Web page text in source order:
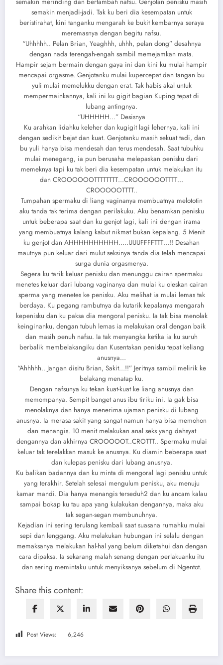
semakin menjadi-jadi. Tak ku beri dia kesempatan untuk
beristirahat, kini tanganku mengarah ke bukit kembarnya seraya
meremasnya dengan begitu nafsu.
“Uhhhhh.. Pelan Brian, Yeaghhh, uhhh, pelan dong” desahnya
dengan nada terengah-engah sambil memejamkan mata.
Hampir sejam bermain dengan gaya ini dan kini ku mulai hampir
mencapai orgasme. Genjotanku mulai kupercepat dan tangan bu
yuli mulai memelukku dengan erat. Tak habis akal untuk
mempermainkannya, kali ini ku gigit bagian Kuping tepat di
lubang antingnya.
“UHHHHH…” Desisnya
Ku arahkan lidahku keleher dan kugigit lagi lehernya, kali ini
dengan sedikit bejat dan kuat. Genjotanku masih sekuat tadi, dan
bu yuli hanya bisa mendesah dan terus mendesah. Saat tubuhku
mulai menegang, ia pun berusaha melepaskan penisku dari
memeknya tapi ku tak beri dia kesempatan untuk melakukan itu
dan CROOOOOOTTTTTTTT…CROOOOOOTTTT…
CROOOOOTTTT..
Tumpahan spermaku di liang vaginanya membuatnya melototin
aku tanda tak terima dengan perilakuku. Aku benamkan penisku
untuk beberapa saat dan ku genjot lagi, kali ini dengan irama
yang membuatnya kalang kabut nikmat bukan kepalang. 5 Menit
ku genjot dan AHHHHHHHHHH…..UUUFFFFTTT…!! Desahan
mautnya pun keluar dari mulut seksinya tanda dia telah mencapai
surga dunia orgasmenya.
Segera ku tarik keluar penisku dan menunggu cairan spermaku
menetes keluar dari lubang vaginanya dan mulai ku oleskan cairan
sperma yang menetes ke penisku. Aku melihat ia mulai lemas tak
berdaya. Ku pegang rambutnya da kutarik kepalanya mengarah
kepenisku dan ku paksa dia mengoral penisku. Ia tak bisa menolak
keinginanku, dengan tubuh lemas ia melakukan oral dengan baik
dan masih penuh nafsu. Ia tak menyangka ketika ia ku suruh
berbalik membelakangiku dan Kusentakan penisku tepat keliang
anusnya…
“Ahhhhh.. Jangan disitu Brian, Sakit…!!” Jeritnya sambil melirik ke
belakang menatap ku.
Dengan nafsunya ku tekan kuat-kuat ke liang anusnya dan
memompanya. Sempit banget anus ibu tiriku ini. Ia gak bisa
menolaknya dan hanya menerima ujaman penisku di lubang
anusnya. Ia merasa sakit yang sangat namun hanya bisa memohon
dan menangis. 10 menit melakukan anal seks yang dahsyat
dengannya dan akhirnya CROOOOOT..CROTTT.. Spermaku mulai
keluar tak terelakkan masuk ke anusnya. Ku diamin beberapa saat
dan kulepas penisku dari lubang anusnya.
Ku balikan badannya dan ku minta di mengoral lagi penisku untuk
yang terakhir. Setelah selesai mengulum penisku, aku menuju
kamar mandi. Dia hanya menangis terseduh2 dan ku ancam kalau
sampai bokap ku tau apa yang kulakukan dengannya, maka aku
tak segan-segan membunuhnya.
Kejadian ini sering terulang kembali saat suasana rumahku mulai
sepi dan lenggang. Aku melakukan hubungan ini selalu dengan
memaksanya melakukan hal-hal yang belum diketahui dan dengan
cara dipaksa. Ia sekarang malah senang dengan perlakuanku itu
dan sering memintaku untuk menyiksanya sebelum di Ngentot.
Share this content:
Post Views: 6,246